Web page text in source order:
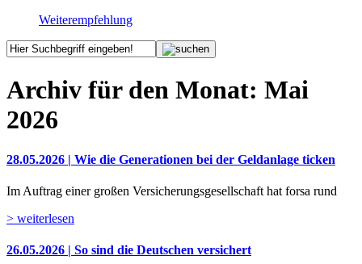
Weiterempfehlung
Archiv für den Monat: Mai
2026
28.05.2026 | Wie die Generationen bei der Geldanlage ticken
Im Auftrag einer großen Versicherungsgesellschaft hat forsa rund
> weiterlesen
26.05.2026 | So sind die Deutschen versichert